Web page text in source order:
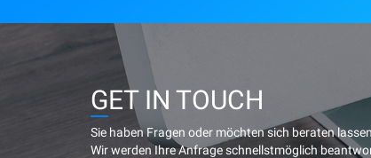
GET IN TOUCH
Sie haben Fragen oder möchten sich beraten
Wir werden Ihre Anfrage schnellstmöglich